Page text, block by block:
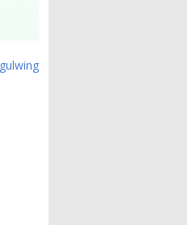
gulwing